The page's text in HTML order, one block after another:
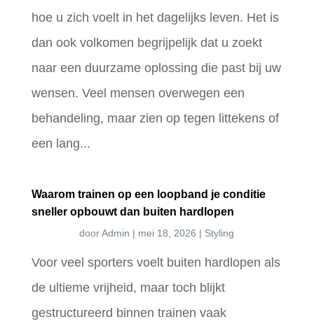
hoe u zich voelt in het dagelijks leven. Het is
dan ook volkomen begrijpelijk dat u zoekt
naar een duurzame oplossing die past bij uw
wensen. Veel mensen overwegen een
behandeling, maar zien op tegen littekens of
een lang...
Waarom trainen op een loopband je conditie
sneller opbouwt dan buiten hardlopen
doorAdmin | mei 18, 2026 | Styling
Voor veel sporters voelt buiten hardlopen als
de ultieme vrijheid, maar toch blijkt
gestructureerd binnen trainen vaak